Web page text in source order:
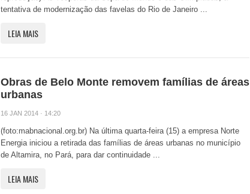
tentativa de modernização das favelas do Rio de Janeiro ...
LEIA MAIS
Obras de Belo Monte removem famílias de áreas
urbanas
16 JAN 2014 · 14:20
(foto:mabnacional.org.br) Na última quarta-feira (15) a empresa Norte
Energia iniciou a retirada das famílias de áreas urbanas no município
de Altamira, no Pará, para dar continuidade ...
LEIA MAIS